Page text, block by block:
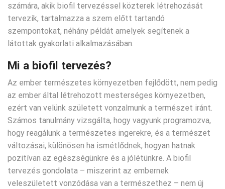
számára, akik biofil tervezéssel közterek létrehozását
tervezik, tartalmazza a szem előtt tartandó
szempontokat, néhány példát amelyek segítenek a
látottak gyakorlati alkalmazásában.
Mi a biofil tervezés?
Az ember természetes környezetben fejlődött, nem pedig
az ember által létrehozott mesterséges környezetben,
ezért van velünk született vonzalmunk a természet iránt.
Számos tanulmány vizsgálta, hogy vagyunk programozva,
hogy reagálunk a természetes ingerekre, és a természet
változásai, különösen ha ismétlődnek, hogyan hatnak
pozitívan az egészségünkre és a jólétünkre. A biofil
tervezés gondolata – miszerint az embernek
veleszületett vonzódása van a természethez – nem új